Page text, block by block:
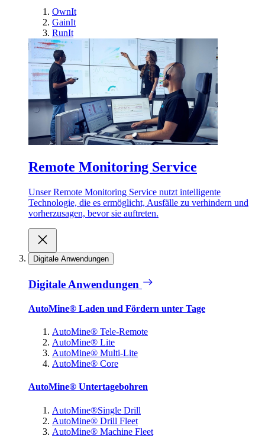
OwnIt
GainIt
RunIt
Remote Monitoring Service
Unser Remote Monitoring Service nutzt intelligente
Technologie, die es ermöglicht, Ausfälle zu verhindern und
vorherzusagen, bevor sie auftreten.
Digitale Anwendungen
Digitale Anwendungen
AutoMine® Laden und Fördern unter Tage
AutoMine® Tele-Remote
AutoMine® Lite
AutoMine® Multi-Lite
AutoMine® Core
AutoMine® Untertagebohren
AutoMine®Single Drill
AutoMine® Drill Fleet
AutoMine® Machine Fleet